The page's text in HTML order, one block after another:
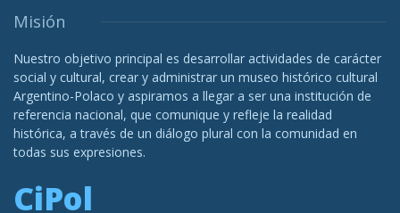
Misión
Nuestro objetivo principal es desarrollar actividades de carácter
social y cultural, crear y administrar un museo histórico cultural
Argentino-Polaco y aspiramos a llegar a ser una institución de
referencia nacional, que comunique y refleje la realidad
histórica, a través de un diálogo plural con la comunidad en
todas sus expresiones.
CiPol